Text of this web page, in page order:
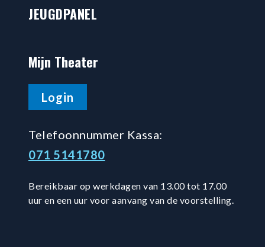
JEUGDPANEL
Mijn Theater
Login
Telefoonnummer Kassa:
071 5141780
Bereikbaar op werkdagen van 13.00 tot 17.00
uur en een uur voor aanvang van de voorstelling.